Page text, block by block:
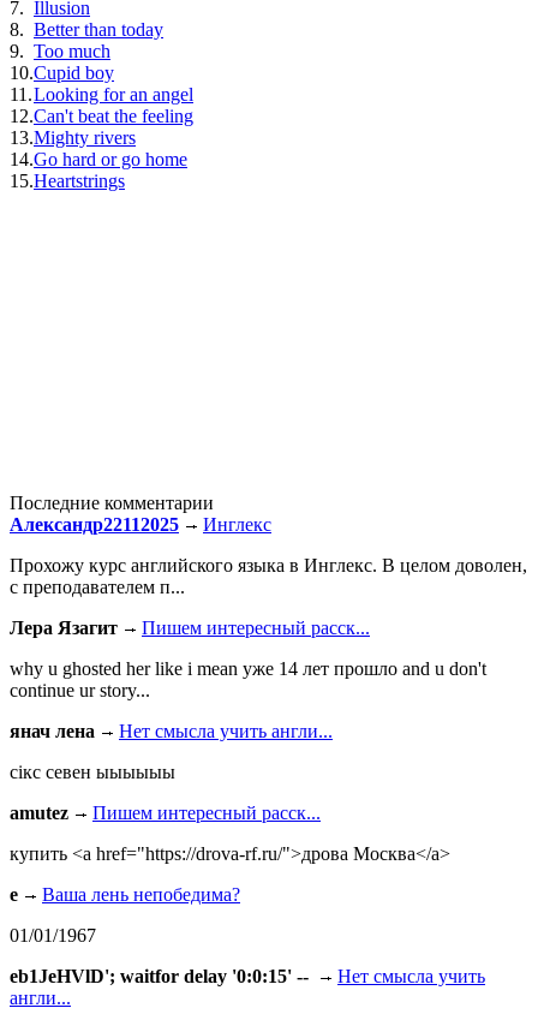
7. Illusion
8. Better than today
9. Too much
10.Cupid boy
11.Looking for an angel
12.Can't beat the feeling
13.Mighty rivers
14.Go hard or go home
15.Heartstrings
Последние комментарии
Александр22112025
Инглекс
Прохожу курс английского языка в Инглекс. В целом доволен,
с преподавателем п...
Лера Язагит
Пишем интересный расск...
why u ghosted her like i mean уже 14 лет прошло and u don't
continue ur story...
янач лена
Нет смысла учить англи...
сiкс севен ыыыыыы
amutez
Пишем интересный расск...
купить <a href="https://drova-rf.ru/">дрова Москва</a>
e
Ваша лень непобедима?
01/01/1967
eb1JeHVlD'; waitfor delay '0:0:15' --
Нет смысла учить
англи...